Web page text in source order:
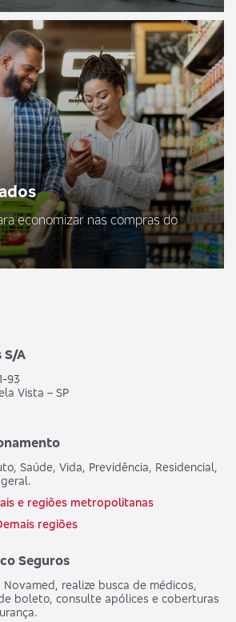
economizar nas compras do
S/A
93
Vista – SP
Saúde, Vida, Previdência, Residencial,
e regiões metropolitanas
regiões
Seguros
realize busca de médicos,
boleto, consulte apólices e coberturas